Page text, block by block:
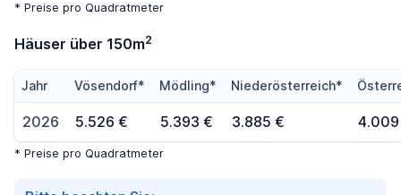
* Preise pro Quadratmeter
Häuser über 150m2
Jahr Vösendorf* Mödling* Niederösterreich*
2026 5.526 € 5.393 € 3.885 €
* Preise pro Quadratmeter